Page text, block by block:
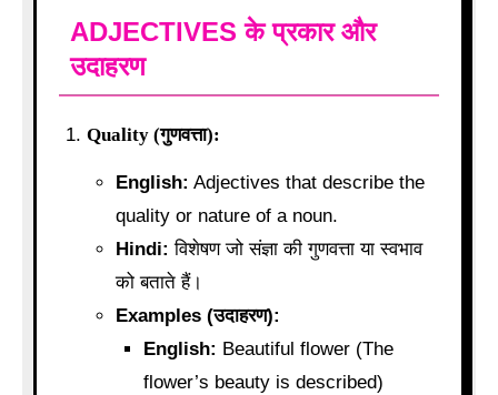
ADJECTIVES के प्रकार और
उदाहरण
Quality (गुणवत्ता):
English: Adjectives that describe the
quality or nature of a noun.
Hindi: विशेषण जो संज्ञा की गुणवत्ता या स्वभाव
को बताते हैं।
Examples (उदाहरण):
English: Beautiful flower (The
flower’s beauty is described)